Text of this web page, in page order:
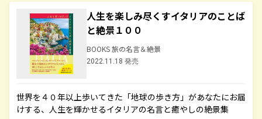
人生を楽しみ尽くすイタリアのことば
と絶景１００
BOOKS 旅の名言＆絶景
2022.11.18 発売
世界を４０年以上歩いてきた「地球の歩き方」があなたにお届
けする、人生を輝かせるイタリアの名言と癒やしの絶景集